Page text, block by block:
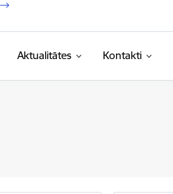
Aktualitātes Kontakti